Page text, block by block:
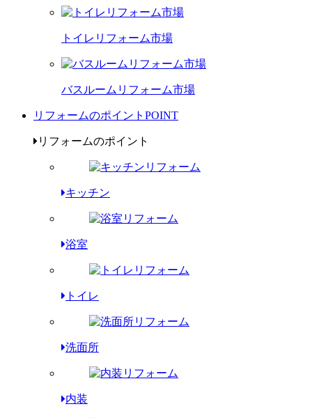
トイレリフォーム市場
バスルームリフォーム市場
リフォームのポイント POINT
リフォームのポイント
キッチン
浴室
トイレ
洗面所
内装